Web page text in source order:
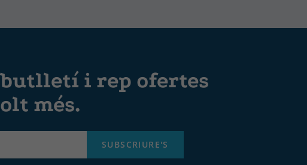
i rep ofertes
més.
SUBSCRIURE'S